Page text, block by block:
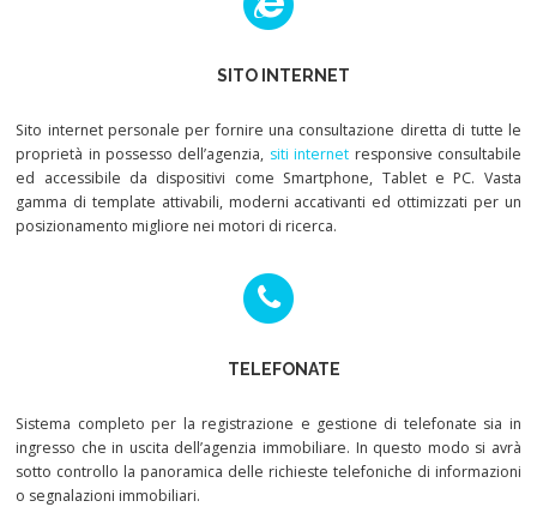
SITO INTERNET
Sito internet personale per fornire una consultazione diretta di tutte le
proprietà in possesso dell’agenzia, siti internet responsive consultabile
ed accessibile da dispositivi come Smartphone, Tablet e PC. Vasta
gamma di template attivabili, moderni accativanti ed ottimizzati per un
posizionamento migliore nei motori di ricerca.
TELEFONATE
Sistema completo per la registrazione e gestione di telefonate sia in
ingresso che in uscita dell’agenzia immobiliare. In questo modo si avrà
sotto controllo la panoramica delle richieste telefoniche di informazioni
o segnalazioni immobiliari.